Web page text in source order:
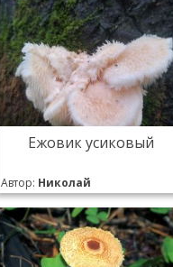
Ежовик усиковый
Автор: Николай